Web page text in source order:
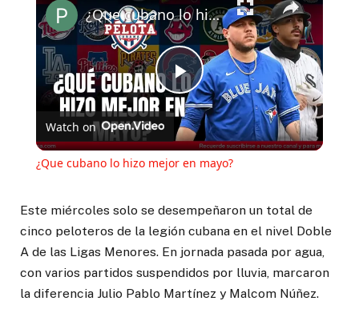
Play
Video
¿Que cubano lo hizo mejor en mayo?
Watch on
¿Que cubano lo hizo mejor en mayo?
Este miércoles solo se desempeñaron un total de
cinco peloteros de la legión cubana en el nivel Doble
A de las Ligas Menores. En jornada pasada por agua,
con varios partidos suspendidos por lluvia, marcaron
la diferencia Julio Pablo Martínez y Malcom Núñez.